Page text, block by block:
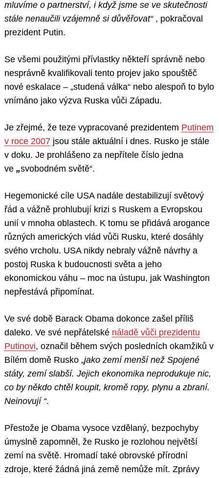
mluvíme o partnerství, i když jsme se ve skutečnosti
stále nenaučili vzájemně si důvěřovat“ , pokračoval
prezident Putin.
Se všemi použitými přívlastky někteří správně nebo
nesprávně kvalifikovali tento projev jako spouštěč
nové eskalace – „studená válka“ nebo alespoň to bylo
vnímáno jako výzva Ruska vůči Západu.
Je zřejmé, že teze vypracované prezidentem Putinem
v roce 2007 jsou stále aktuální i dnes. Rusko je stále
v doku. Je prohlášeno za nepřítele číslo jedna
ve „svobodném světě“.
Hegemonické cíle USA nadále destabilizují světový
řád a vážně prohlubují krizi s Ruskem a Evropskou
unií v mnoha oblastech. K tomu se přidává arogance
různých amerických vlád vůči Rusku, které dosáhly
svého vrcholu. USA nikdy nebraly vážně návrhy a
postoj Ruska k budoucnosti světa a jeho
ekonomickou váhu – moc na ústupu, jak Washington
nepřestává připomínat.
Ve své době Barack Obama dokonce zašel příliš
daleko. Ve své nepřátelské náladě vůči prezidentu
Putinovi, označil během svých posledních okamžiků v
Bílém domě Rusko „jako zemí menší než Spojené
státy, zemí slabší. Jejich ekonomika neprodukuje nic,
co by někdo chtěl koupit, kromě ropy, plynu a zbraní.
Neinovují “.
Přestože je Obama vysoce vzdělaný, bezpochyby
úmyslně zapomněl, že Rusko je rozlohou největší
zemí na světě. Hromadí také obrovské přírodní
zdroje, které žádná jiná země nemůže mít. Zprávy